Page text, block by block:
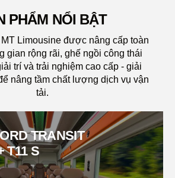
PHẨM NỔI BẬT
Limousine được nâng cấp toàn
gian rộng rãi, ghế ngồi công thái
trí và trải nghiệm cao cấp - giải
nâng tầm chất lượng dịch vụ vận
tải.
TRANSIT
T11 S